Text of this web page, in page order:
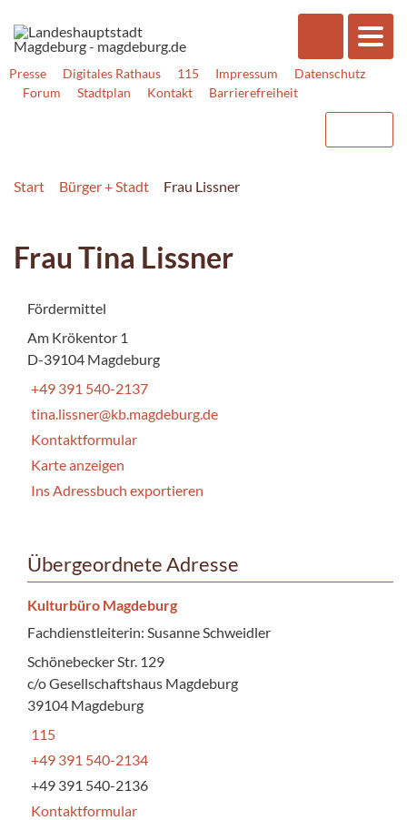
Presse Digitales Rathaus 115 Impressum
Datenschutz
Forum
Stadtplan Kontakt Barrierefreiheit
Start Bürger + Stadt Frau Lissner
Frau Tina Lissner
Fördermittel
Am Krökentor 1
D-39104 Magdeburg
+49 391 540-2137
tina.lissner@kb.magdeburg.de
Kontaktformular
Karte anzeigen
Ins Adressbuch exportieren
Übergeordnete Adresse
Kulturbüro Magdeburg
Fachdienstleiterin: Susanne Schweidler
Schönebecker Str. 129
c/o Gesellschaftshaus Magdeburg
39104 Magdeburg
115
+49 391 540-2134
+49 391 540-2136
Kontaktformular